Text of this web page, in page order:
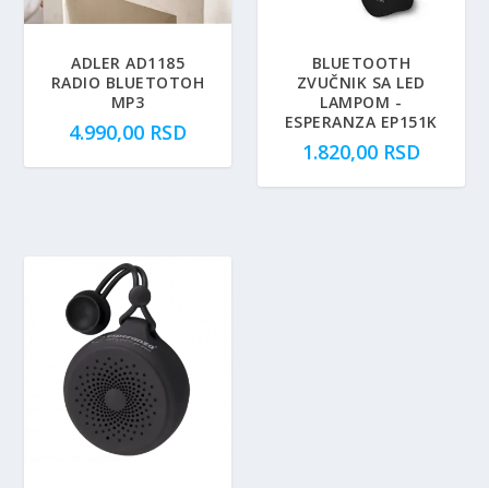
ADLER AD1185
RADIO BLUETOTOH
MP3
4.990,00 RSD
BLUETOOTH
ZVUČNIK SA LED
LAMPOM -
ESPERANZA EP151K
1.820,00 RSD